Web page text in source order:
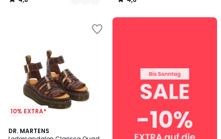
/
/
10% EXTRA*
DR. MARTENS
SALE
Artikeln*